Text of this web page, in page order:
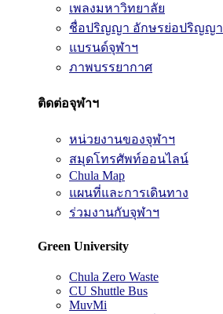
เพลงมหาวิทยาลัย
ชื่อปริญญา อักษรย่อปริญญา
แบรนด์จุฬาฯ
ภาพบรรยากาศ
ติดต่อจุฬาฯ
หน่วยงานของจุฬาฯ
สมุดโทรศัพท์ออนไลน์
Chula Map
แผนที่และการเดินทาง
ร่วมงานกับจุฬาฯ
Green University
Chula Zero Waste
CU Shuttle Bus
MuvMi